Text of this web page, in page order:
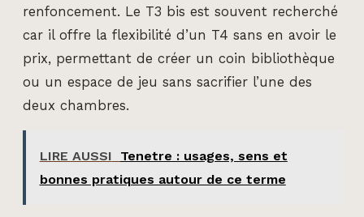
renfoncement. Le T3 bis est souvent recherché
car il offre la flexibilité d’un T4 sans en avoir le
prix, permettant de créer un coin bibliothèque
ou un espace de jeu sans sacrifier l’une des
deux chambres.
LIRE AUSSI
Tenetre : usages, sens et
bonnes pratiques autour de ce terme